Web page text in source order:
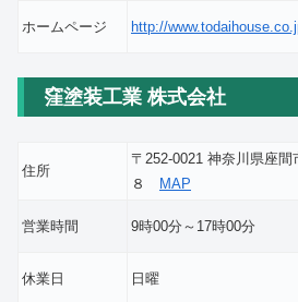
ホームページ http://
窪塗装工業 株式会社
住所
〒252-0021 神奈川県座間
８
MAP
営業時間 9時00分～17時00分
休業日 日曜